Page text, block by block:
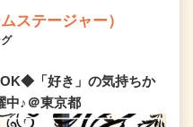
ステージャー）
OK◆「好き」の気持ちか
中♪＠東京都